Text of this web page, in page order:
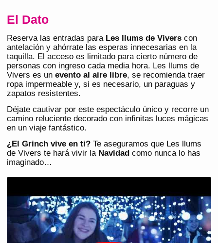
El Dato
Reserva las entradas para Les llums de Vivers con
antelación y ahórrate las esperas innecesarias en la
taquilla. El acceso es limitado para cierto número de
personas con ingreso cada media hora. Les llums de
Vivers es un evento al aire libre, se recomienda traer
ropa impermeable y, si es necesario, un paraguas y
zapatos resistentes.
Déjate cautivar por este espectáculo único y recorre un
camino reluciente decorado con infinitas luces mágicas
en un viaje fantástico.
¿El Grinch vive en ti? Te aseguramos que Les llums
de Vivers te hará vivir la Navidad como nunca lo has
imaginado…